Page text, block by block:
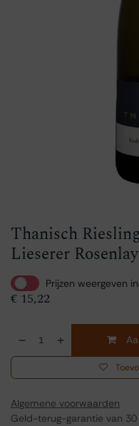
Thanisch
Lieserer Rosenlay
Prijzen weergeven
€ 15,22
Algemene voorwaarden
Geld-terug-garantie van 30